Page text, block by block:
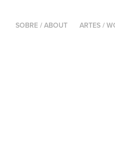
SOBRE / ABOUT ARTES /